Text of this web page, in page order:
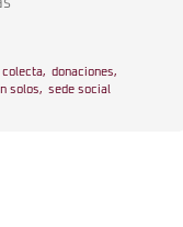
colecta, donaciones,
solos, sede social